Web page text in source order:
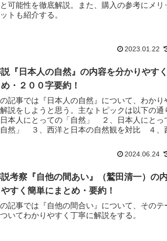
可能性を徹底解説。また、購入の参考にメリ
トも紹介する。
2023.01.22
『日本人の自然』の内容を分かりやす
め・２００字要約！
記事では『日本人の自然』について、わかり
説をしようと思う。主なトピックは以下の通
本人にとっての「自然」 ２、日本人にとっ
自然」 ３、西洋と日本の自然観を対比 ４、
2024.06.24
考察『自他の間あい』（鷲田清一）の
やすく簡単にまとめ・要約！
記事では『自他の間合い』について、そのテ
いてわかりやすく丁寧に解説をする。